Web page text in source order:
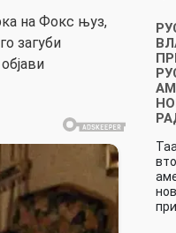
на Фокс њуз,
загуби